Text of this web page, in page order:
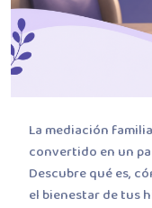
La mediación
convertido en un
Descubre qué es,
el bienestar de tus